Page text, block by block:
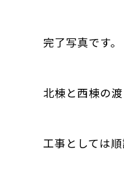
完了写真です。
北棟と西棟の
工事としては順